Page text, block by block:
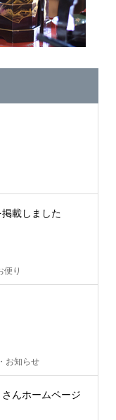
載しました
便り
お知らせ
んホームページ